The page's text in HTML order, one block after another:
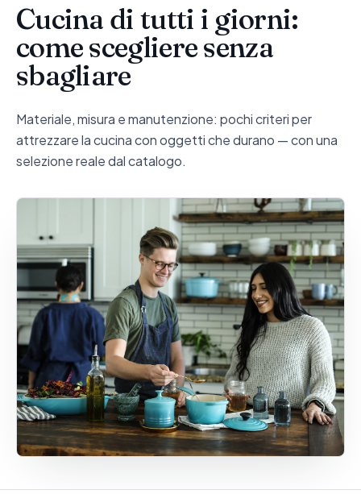
Cucina di tutti i giorni:
come scegliere senza
sbagliare
Materiale, misura e manutenzione: pochi criteri per
attrezzare la cucina con oggetti che durano — con una
selezione reale dal catalogo.